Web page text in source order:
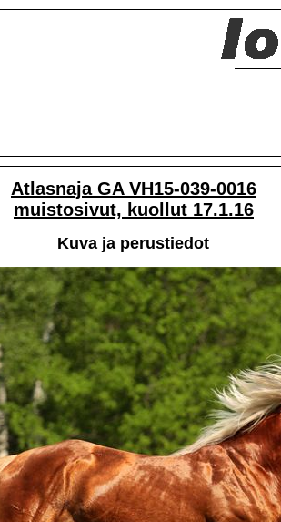
Atlasnaja GA VH15-039-0016
muistosivut, kuollut 17.1.16
Kuva ja perustiedot